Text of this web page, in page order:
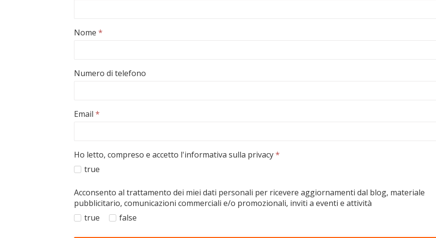
Nome *
Numero di telefono
Email *
Ho letto, compreso e accetto l'informativa sulla privacy*
true
Acconsento al trattamento dei miei dati personali per ricevere aggiornamenti dal blog, materiale
pubblicitario, comunicazioni commerciali e/o promozionali, inviti a eventi e attività
true
false